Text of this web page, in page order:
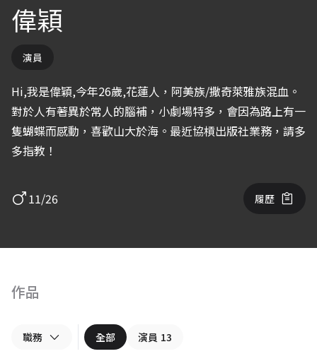
偉穎
演員
Hi,我是偉穎,今年26歲,花蓮人，阿美族/撒奇萊雅族混血。
對於人有著異於常人的腦補，小劇場特多，會因為路上有一
隻蝴蝶而感動，喜歡山大於海。最近協槓出版社業務，請多
多指教！
11/26 履歷
作品
職務 全部 演員 13